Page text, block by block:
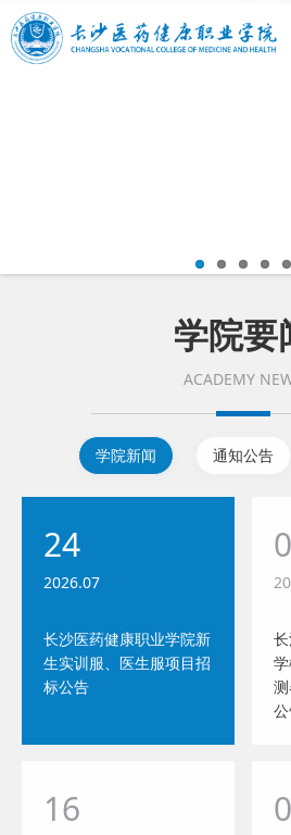
学院要
ACADEMY
学院新闻 通知公告
24
2026.07
长沙医药健康职业学院新
生实训服、医生服项目招
标公告
16